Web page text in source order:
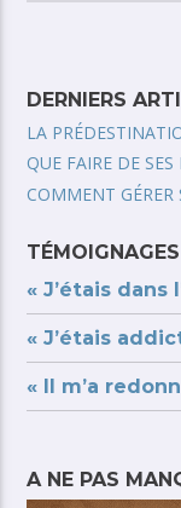
DERNIERS
LA
QUE FAIRE DE SES
COMMENT GÉRER
TÉMOIGNAGES
« J’étais dans
« J’étais
« Il m’a
A NE PAS